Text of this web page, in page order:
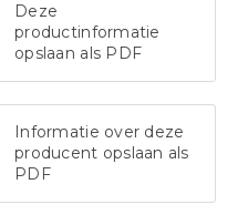
Deze
productinformatie
opslaan als PDF
Informatie over deze
producent opslaan als
PDF